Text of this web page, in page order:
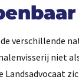
verschillende
niet